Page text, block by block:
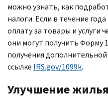
можно узнать, как
налоги. Если в течение
оплату за товары и услуги
они могут получить Форму
получения
ссылке IRS.gov/1099k.
Улучшение жилья